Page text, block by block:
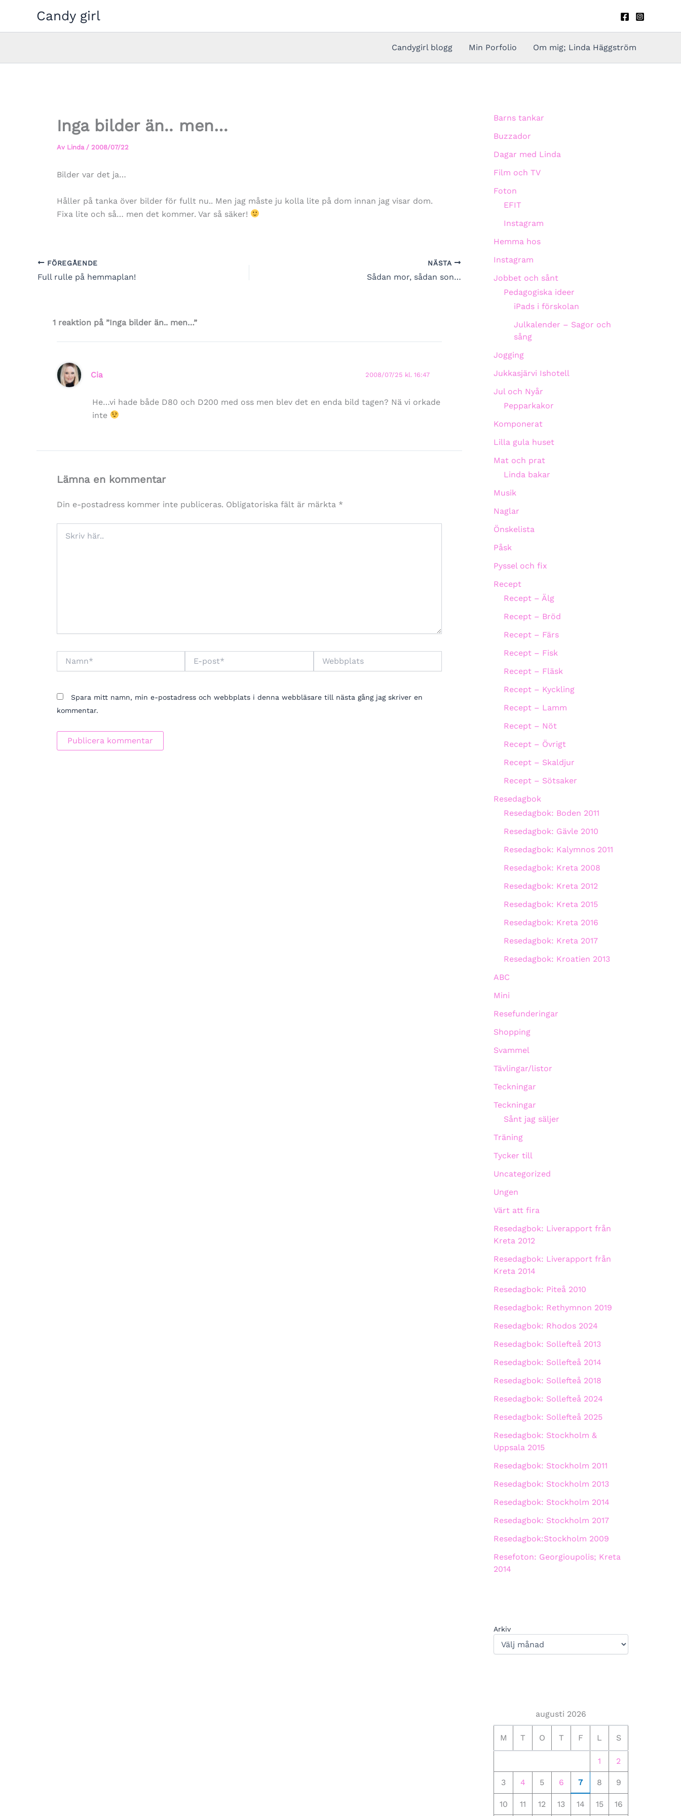
innehåll
Candy girl
Candygirl blogg Min Porfolio Om mig; Linda Häggström
Inga bilder än.. men…
Av Linda / 2008/07/22
Bilder var det ja…
Håller på tanka över bilder för fullt nu.. Men jag måste ju kolla lite på dom innan jag visar dom.
Fixa lite och så… men det kommer. Var så säker!
FÖREGÅENDE
Full rulle på hemmaplan!
NÄSTA
Sådan mor, sådan son…
1 reaktion på ”Inga bilder än.. men…”
Cia 2008/07/25 kl. 16:47
He…vi hade både D80 och D200 med oss men blev det en enda bild tagen? Nä vi orkade
inte
Lämna en kommentar
Din e-postadress kommer inte publiceras. Obligatoriska fält är märkta *
här..
post*
Spara mitt namn, min e-postadress och webbplats i denna webbläsare till nästa gång jag skriver en
kommentar.
Barns tankar
Buzzador
Dagar med Linda
Film och TV
Foton
EFIT
Instagram
Hemma hos
Instagram
Jobbet och sånt
Pedagogiska ideer
iPads i förskolan
Julkalender – Sagor och
sång
Jogging
Jukkasjärvi Ishotell
Jul och Nyår
Pepparkakor
Komponerat
Lilla gula huset
Mat och prat
Linda bakar
Musik
Naglar
Önskelista
Påsk
Pyssel och fix
Recept
Recept – Älg
Recept – Bröd
Recept – Färs
Recept – Fisk
Recept – Fläsk
Recept – Kyckling
Recept – Lamm
Recept – Nöt
Recept – Övrigt
Recept – Skaldjur
Recept – Sötsaker
Resedagbok
Resedagbok: Boden 2011
Resedagbok: Gävle 2010
Resedagbok: Kalymnos 2011
Resedagbok: Kreta 2008
Resedagbok: Kreta 2012
Resedagbok: Kreta 2015
Resedagbok: Kreta 2016
Resedagbok: Kreta 2017
Resedagbok: Kroatien 2013
ABC
Mini
Resefunderingar
Shopping
Svammel
Tävlingar/listor
Teckningar
Teckningar
Sånt jag säljer
Träning
Tycker till
Uncategorized
Ungen
Värt att fira
Resedagbok: Liverapport från
Kreta 2012
Resedagbok: Liverapport från
Kreta 2014
Resedagbok: Piteå 2010
Resedagbok: Rethymnon 2019
Resedagbok: Rhodos 2024
Resedagbok: Sollefteå 2013
Resedagbok: Sollefteå 2014
Resedagbok: Sollefteå 2018
Resedagbok: Sollefteå 2024
Resedagbok: Sollefteå 2025
Resedagbok: Stockholm &
Uppsala 2015
Resedagbok: Stockholm 2011
Resedagbok: Stockholm 2013
Resedagbok: Stockholm 2014
Resedagbok: Stockholm 2017
Resedagbok:Stockholm 2009
Resefoton: Georgioupolis; Kreta
2014
Arkiv
augusti 2026
M T O T F L S
1 2
3 4 5 6 7 8 9
10 11 12 13 14 15 16